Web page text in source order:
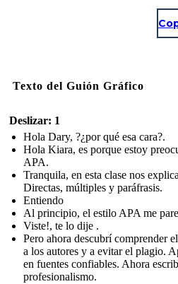
Texto del Guión Gráfico
Deslizar: 1
Hola Dary, ?¿por qué esa cara?.
Hola Kiara, es porque estoy
APA.
Tranquila, en esta clase nos
Directas, múltiples y paráfrasis.
Entiendo
Al principio, el estilo APA me
Viste!, te lo dije .
Pero ahora descubrí comprender
a los autores y a evitar el plagio.
en fuentes confiables. Ahora
profesionalismo.